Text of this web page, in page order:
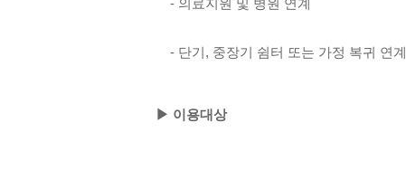
- 단기, 중장기 쉼터 또는 가정 복귀 연계
▶ 이용대상